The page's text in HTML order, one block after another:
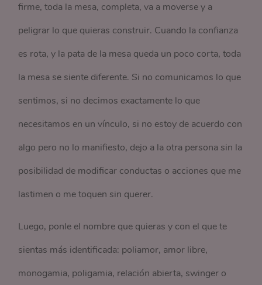
firme, toda la mesa, completa, va a moverse y a
peligrar lo que quieras construir. Cuando la confianza
es rota, y la pata de la mesa queda un poco corta, toda
la mesa se siente diferente. Si no comunicamos lo que
sentimos, si no decimos exactamente lo que
necesitamos en un vínculo, si no estoy de acuerdo con
algo pero no lo manifiesto, dejo a la otra persona sin la
posibilidad de modificar conductas o acciones que me
lastimen o me toquen sin querer.
Luego, ponle el nombre que quieras y con el que te
sientas más identificada: poliamor, amor libre,
monogamia, poligamia, relación abierta, swinger o